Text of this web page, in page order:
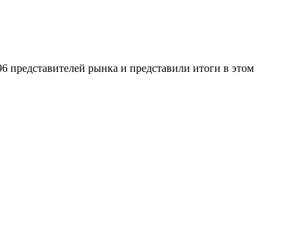
представителей рынка и представили итоги в этом